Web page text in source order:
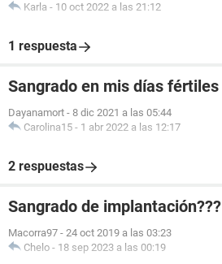
Karla - 10 oct 2022 a las 21:12
1 respuesta
Sangrado en mis días fértiles
Dayanamort - 8 dic 2021 a las 05:44
Carolina15 - 1 abr 2022 a las 12:17
2 respuestas
Sangrado de implantación???
Macorra97 - 24 oct 2019 a las 03:23
Chelo - 18 sep 2023 a las 00:19